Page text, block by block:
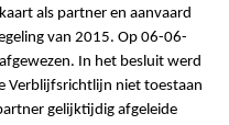
als partner en aanvaard
van 2015. Op 06-06-
In het besluit werd
Verblijfsrichtlijn niet toestaan
gelijktijdig afgeleide